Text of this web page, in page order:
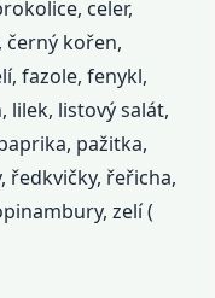
celer,
černý kořen,
fazole, fenykl,
lilek, listový salát,
pažitka,
ředkvičky, řeřicha,
zelí (